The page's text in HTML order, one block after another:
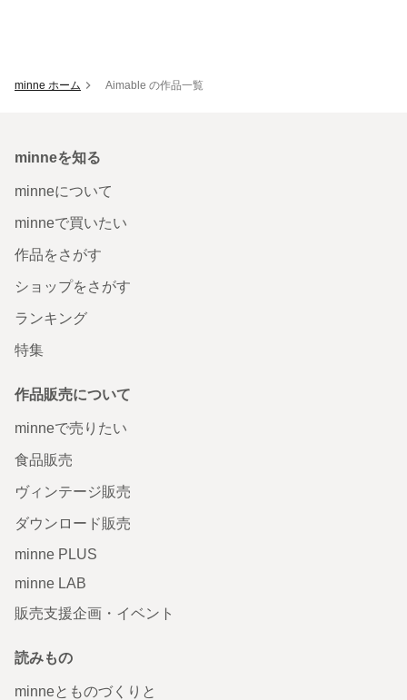
minne ホーム Aimable の作品一覧
minneを知る
minneについて
minneで買いたい
作品をさがす
ショップをさがす
ランキング
特集
作品販売について
minneで売りたい
食品販売
ヴィンテージ販売
ダウンロード販売
minne PLUS
minne LAB
販売支援企画・イベント
読みもの
minneとものづくりと